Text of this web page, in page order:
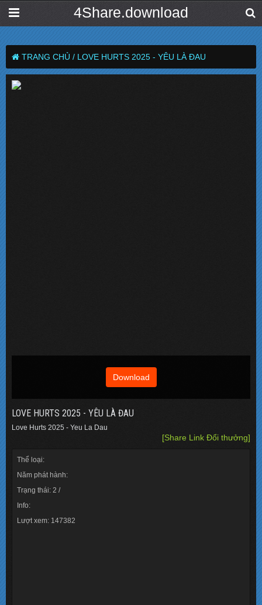
4Share.download
TRANG CHỦ / LOVE HURTS 2025 - YÊU LÀ ĐAU
Download
LOVE HURTS 2025 - YÊU LÀ ĐAU
Love Hurts 2025 - Yeu La Dau
[Share Link Đổi thưởng]
Thể loại:
Năm phát hành:
Trạng thái: 2 /
Info:
Lượt xem: 147382